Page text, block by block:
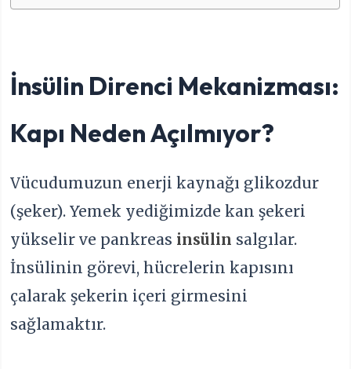
İnsülin Direnci Mekanizması:
Kapı Neden Açılmıyor?
Vücudumuzun enerji kaynağı glikozdur
(şeker). Yemek yediğimizde kan şekeri
yükselir ve pankreas insülin salgılar.
İnsülinin görevi, hücrelerin kapısını
çalarak şekerin içeri girmesini
sağlamaktır.